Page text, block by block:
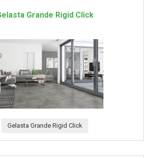
Grande Rigid Click
Gelasta Grande Rigid Click